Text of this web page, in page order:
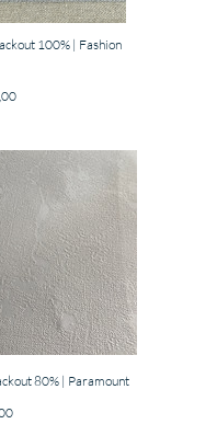
100% | Fashion
Price
80% | Paramount
Price